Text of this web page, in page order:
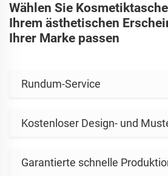
Wählen Sie
Ihrem ästhetischen
Ihrer Marke passen
Rundum-Service
Kostenloser Design- und
Garantierte schnelle